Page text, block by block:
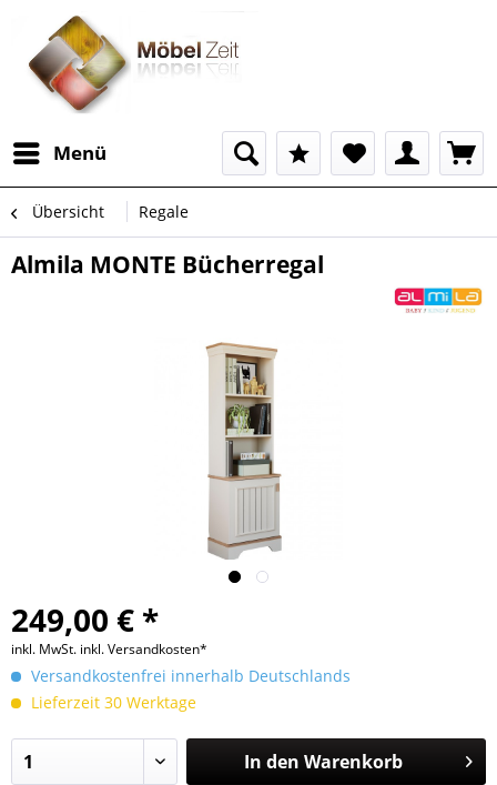
Menü
Übersicht Regale
Almila MONTE Bücherregal
249,00 € *
inkl. MwSt. inkl. Versandkosten*
Versandkostenfrei innerhalb Deutschlands
Lieferzeit 30 Werktage
In den Warenkorb